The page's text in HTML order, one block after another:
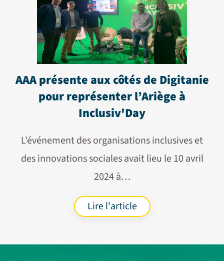
AAA présente aux côtés de Digitanie
pour représenter l’Ariège à
Inclusiv'Day
L'événement des organisations inclusives et
des innovations sociales avait lieu le 10 avril
2024 à…
Lire l'article